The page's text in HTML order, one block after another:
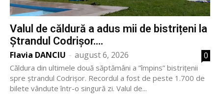
Valul de căldură a adus mii de bistrițeni la
Ștrandul Codrișor....
Flavia DANCIU - august 6, 2026 0
Căldura din ultimele două săptămâni a ”împins” bistrițenii
spre ștrandul Codrișor. Recordul a fost de peste 1.700 de
bilete vândute într-o singură zi. Valul de...